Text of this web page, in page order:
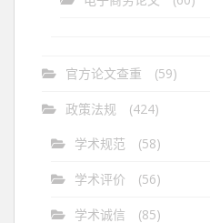
官方论文查重 (59)
政策法规
(424)
学术规范
(58)
学术评价 (56)
学术诚信 (85)